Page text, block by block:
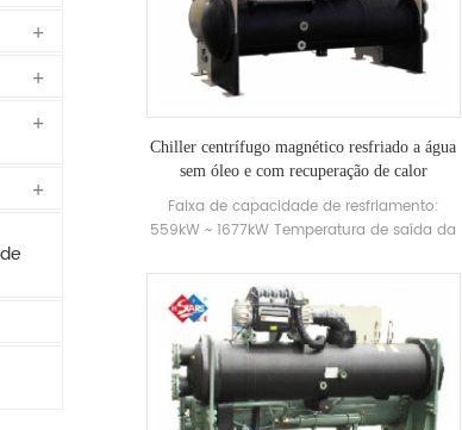
Chiller centrífugo magnético resfriado a água
sem óleo e com recuperação de calor
Faixa de capacidade de resfriamento:
559kW ~ 1677kW Temperatura de saída da